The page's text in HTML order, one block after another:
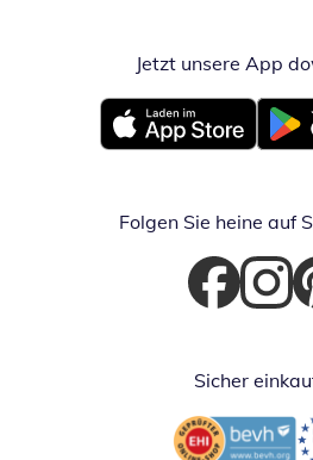
Jetzt unsere App
Öffnet in neuem Fenster
Öffnet
Folgen Sie heine auf
Öffnet inÖffnet
Sicher